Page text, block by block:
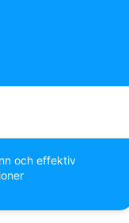
och effektiv